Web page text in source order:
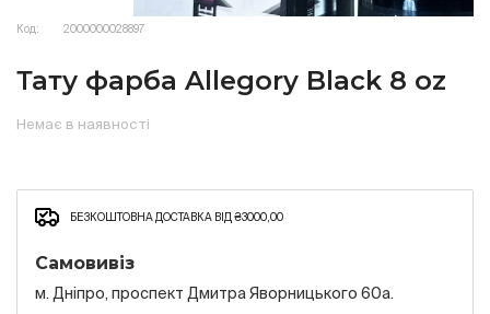
Код: 2000000028897
Тату фарба Allegory Black 8 oz
Немає в наявності
БЕЗКОШТОВНА ДОСТАВКА ВІД ₴3000,00
Самовивіз
м. Дніпро, проспект Дмитра Яворницького 60а.